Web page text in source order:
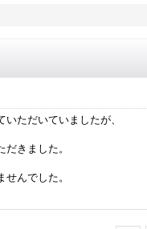
ただいていましたが、
きました。
んでした。